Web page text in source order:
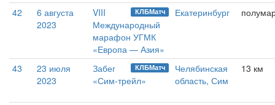
42
6 августа
2023
КЛБМатч
VIII
Международный
марафон УГМК
«Европа — Азия»
Екатеринбург
43
23 июля
2023
КЛБМатч
Забег
«Сим-трейл»
Челябинская
область, Сим
13 км